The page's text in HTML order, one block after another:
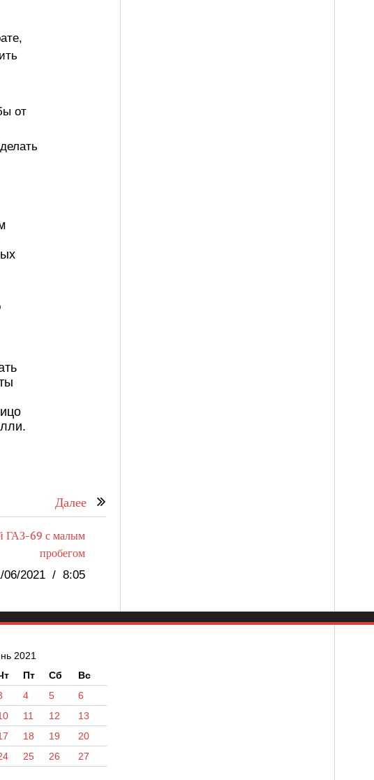
от
Далее
ГАЗ-69 с малым
пробегом
06/2021 / 8:05
2021
Пт Сб
Вс
4 5
6
11 12
13
18 19
20
25 26
27